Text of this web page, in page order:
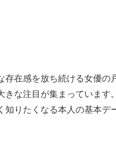
存在感を放ち続ける女優の
きな注目が集まっていま
知りたくなる本人の基本デ